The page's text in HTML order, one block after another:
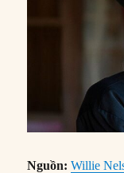
Nguồn:Willie